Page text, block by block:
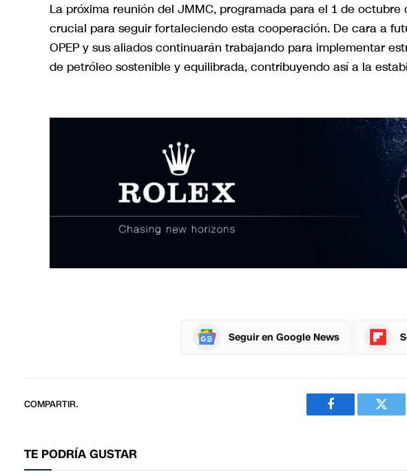
La próxima reunión del JMMC, programada para el 1 de
crucial para seguir fortaleciendo esta cooperación. De cara a
OPEP y sus aliados continuarán trabajando para implementar
de petróleo sostenible y equilibrada, contribuyendo así a la
Seguir en Google News
COMPARTIR.
Facebook
TE PODRÍA GUSTAR